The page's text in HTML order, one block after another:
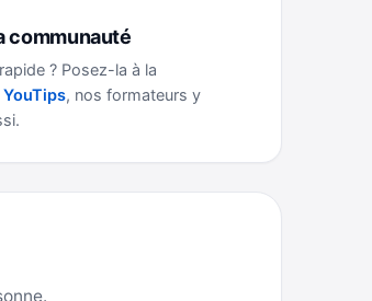
communauté
? Posez-la à la
, nos formateurs y